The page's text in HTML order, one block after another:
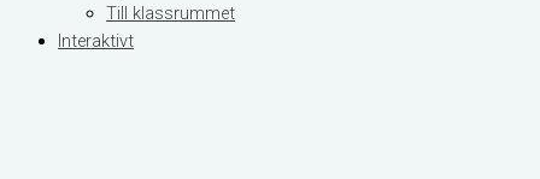
Till klassrummet
Interaktivt